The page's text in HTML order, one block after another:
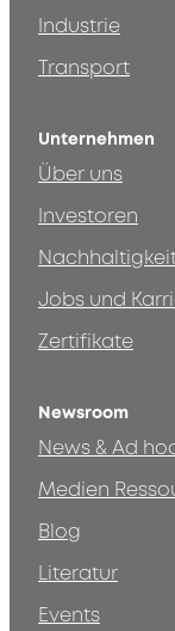
Industrie
Transport
Unternehmen
Über uns
Investoren
Jobs und
Zertifikate
Newsroom
News & Ad
Medien
Blog
Literatur
Events